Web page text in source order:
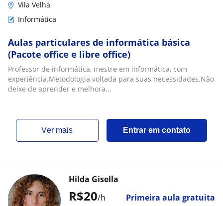
Vila Velha
Informática
Aulas particulares de informática básica
(Pacote office e libre office)
Professor de informática, mestre em informática, com
experiência.Metodologia voltada para suas necessidades.Não
deixe de aprender e melhora...
ver mais Entrar em contato
R$20/h Primeira aula gratuita
Hilda Gisella